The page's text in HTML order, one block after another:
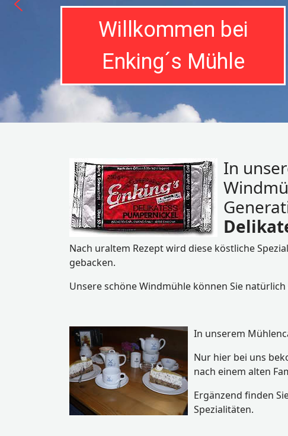
Willkommen bei
Enking´s Mühle
In
Nach uraltem Rezept wird diese köstliche
gebacken.
Unsere schöne Windmühle können Sie
In unserem
Nur hier bei uns
nach einem alten
Ergänzend finden
Spezialitäten.